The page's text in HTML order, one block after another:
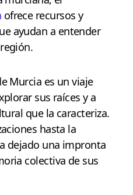
ofrece recursos y
ayudan a entender
Murcia es un viaje
sus raíces y a
que la caracteriza.
hasta la
dejado una impronta
colectiva de sus